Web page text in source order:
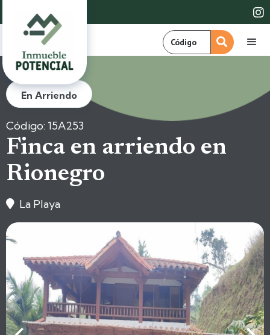

En Arriendo
Código: 15A253
Finca en arriendo en
Rionegro
 La Playa